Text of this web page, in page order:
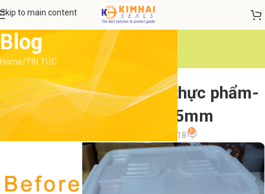
Skip to main content
Blog
Home TIN TỨC
Tem niêm phong mẫu thực phẩm-
Tem chuẩn 90x35mm
On 26 Tháng 11, 2018 0